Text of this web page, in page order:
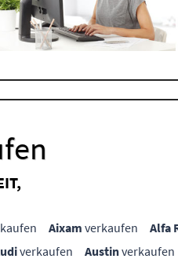
Aixam verkaufen Alfa
verkaufen Austinverkaufen